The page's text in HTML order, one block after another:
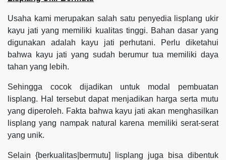
Usaha kami merupakan salah satu penyedia lisplang ukir
kayu jati yang memiliki kualitas tinggi. Bahan dasar yang
digunakan adalah kayu jati perhutani. Perlu diketahui
bahwa kayu jati yang sudah berumur tua memiliki daya
tahan yang lebih.
Sehingga cocok dijadikan untuk modal pembuatan
lisplang. Hal tersebut dapat menjadikan harga serta mutu
yang diperoleh. Fakta bahwa kayu jati akan menghasilkan
lisplang yang nampak natural karena memiliki serat-serat
yang unik.
Selain {berkualitas|bermutu] lisplang juga bisa dibentuk